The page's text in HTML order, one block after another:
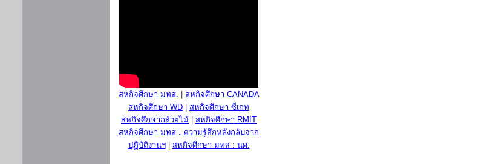
สหกิจศึกษา มทส.
สหกิจศึกษา CANADA
สหกิจศึกษา WD
สหกิจศึกษา ซีเกท
สหกิจศึกษากล้วยไม้
สหกิจศึกษา RMIT
สหกิจศึกษา มทส : ความรู้สึกหลังกลับจาก
ปฏิบัติงานฯ| สหกิจศึกษา มทส : นศ.